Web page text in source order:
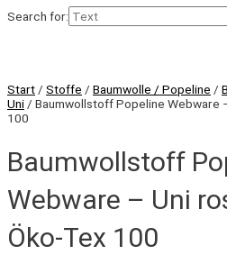
Search for:
Start / Stoffe / Baumwolle / Popeline /
Uni / Baumwollstoff Popeline Webware
100
Baumwollstoff
Webware – Uni
Öko-Tex 100